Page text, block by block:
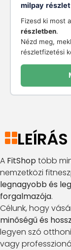
milpay
Fizesd ki most
részletben.
Nézd meg,
részletfizetési
LEÍRÁS
A FitShop több
nemzetközi
legnagyobb és
forgalmazója.
Célunk, hogy
minőségű és
legyen szó
vagy